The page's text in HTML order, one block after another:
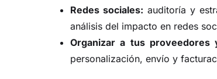
Redes sociales: auditoría y
análisis del impacto en redes
Organizar a tus proveedores
personalización, envío y